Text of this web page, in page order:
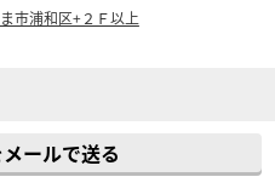
市浦和区+２Ｆ以上
ールで送る